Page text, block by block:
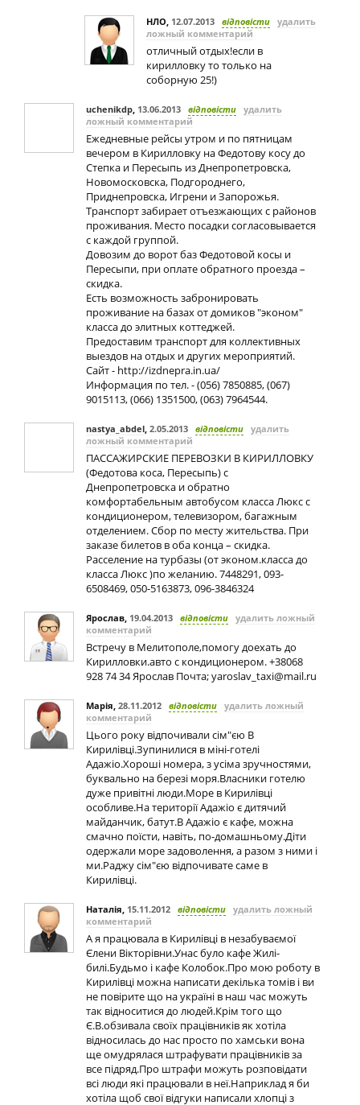
НЛО, 12.07.2013 відповісти удалить
ложный комментарий
отличный отдых!если в
кирилловку то только на
соборную 25!)
uchenikdp, 13.06.2013 відповісти удалить
ложный комментарий
Ежедневные рейсы утром и по пятницам
вечером в Кирилловку на Федотову косу до
Степка и Пересыпь из Днепропетровска,
Новомосковска, Подгороднего,
Приднепровска, Игрени и Запорожья.
Транспорт забирает отъезжающих с районов
проживания. Место посадки согласовывается
с каждой группой.
Довозим до ворот баз Федотовой косы и
Пересыпи, при оплате обратного проезда –
скидка.
Есть возможность забронировать
проживание на базах от домиков "эконом"
класса до элитных коттеджей.
Предоставим транспорт для коллективных
выездов на отдых и других мероприятий.
Сайт - http://izdnepra.in.ua/
Информация по тел. - (056) 7850885, (067)
9015113, (066) 1351500, (063) 7964544.
nastya_abdel, 2.05.2013 відповісти удалить
ложный комментарий
ПАССАЖИРСКИЕ ПЕРЕВОЗКИ В КИРИЛЛОВКУ
(Федотова коса, Пересыпь) с
Днепропетровска и обратно
комфортабельным автобусом класса Люкс с
кондиционером, телевизором, багажным
отделением. Сбор по месту жительства. При
заказе билетов в оба конца – скидка.
Расселение на турбазы (от эконом.класса до
класса Люкс )по желанию. 7448291, 093-
6508469, 050-5163873, 096-3846324
Ярослав, 19.04.2013 відповісти удалить ложный
комментарий
Встречу в Мелитополе,помогу доехать до
Кирилловки.авто с кондиционером. +38068
928 74 34 Ярослав Почта;yaroslav_taxi@mail.ru
Марія, 28.11.2012 відповісти удалить ложный
комментарий
Цього року відпочивали сім"єю В
Кирилівці.Зупинилися в міні-готелі
Адажіо.Хороші номера, з усіма зручностями,
буквально на березі моря.Власники готелю
дуже привітні люди.Море в Кирилівці
особливе.На території Адажіо є дитячий
майданчик, батут.В Адажіо є кафе, можна
смачно поїсти, навіть, по-домашньому.Діти
одержали море задоволення, а разом з ними і
ми.Раджу сім"єю відпочивате саме в
Кирилівці.
Наталія, 15.11.2012 відповісти удалить ложный
комментарий
А я працювала в Кирилівці в незабуваємої
Єлени Вікторівни.Унас було кафе Жилі-
билі.Будьмо і кафе Колобок.Про мою роботу в
Кирилівці можна написати декілька томів і ви
не повірите що на україні в наш час можуть
так відноситися до людей.Крім того що
Є.В.обзивала своїх працівників як хотіла
відносилась до нас просто по хамськи вона
ще омудрялася штрафувати працівників за
все підряд.Про штрафи можуть розповідати
всі люди які працювали в неї.Наприклад я би
хотіла щоб свої відгуки написали хлопці з